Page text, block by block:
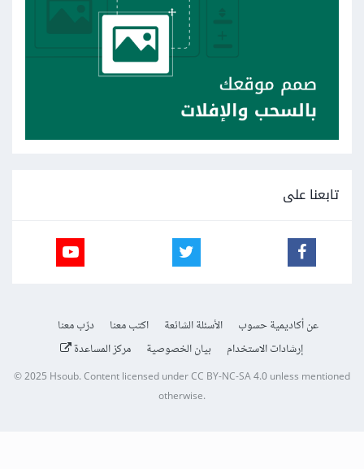
تابعنا على
عن أكاديمية حسوب الأسئلة الشائعة اكتب معنا
درّب معنا
إرشادات الاستخدام
بيان الخصوصية مركز المساعدة
© 2025 Hsoub.Content licensed underCC BY-NC-SA 4.0unless mentioned
otherwise.